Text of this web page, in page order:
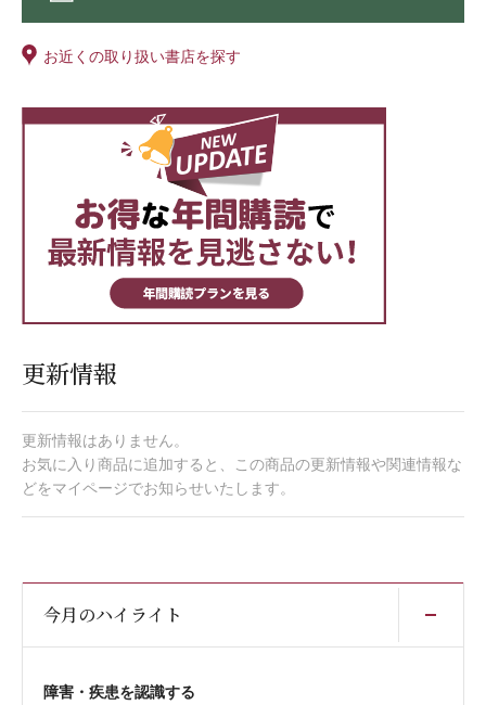
お近くの取り扱い書店を探す
更新情報
更新情報はありません。
お気に入り商品に追加すると、この商品の更新情報や関連情報な
どをマイページでお知らせいたします。
今月のハイライト
障害・疾患を認識する